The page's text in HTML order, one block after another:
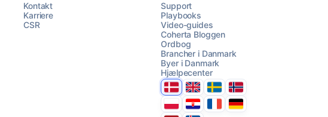
AI Campaign Assist Chat with us
Kontakt
Karriere
CSR
Support
Playbooks
Video-guides
Coherta Bloggen
Ordbog
Brancher i Danmark
Byer i Danmark
Hjælpecenter
DanmarkUnited Kingdom
SverigeNorge
PolskaHrvatskaFranceDeutschland